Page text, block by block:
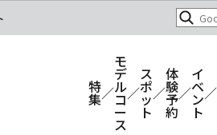
特
集
モ
デ
ル
コ
ー
ス
ス
ポ
ッ
ト
体
験
予
約
イ
ベ
ン
ト